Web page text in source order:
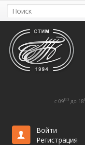
c 0900 до 18
Войти
Регистрация